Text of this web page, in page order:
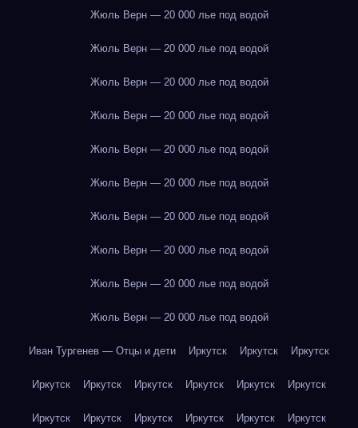
Жюль Верн — 20 000 лье под водой
Жюль Верн — 20 000 лье под водой
Жюль Верн — 20 000 лье под водой
Жюль Верн — 20 000 лье под водой
Жюль Верн — 20 000 лье под водой
Жюль Верн — 20 000 лье под водой
Жюль Верн — 20 000 лье под водой
Жюль Верн — 20 000 лье под водой
Жюль Верн — 20 000 лье под водой
Жюль Верн — 20 000 лье под водой
Иван Тургенев — Отцы и дети Иркутск Иркутск Иркутск
Иркутск Иркутск Иркутск Иркутск Иркутск Иркутск
Иркутск Иркутск Иркутск Иркутск Иркутск Иркутск